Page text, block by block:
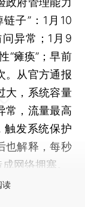
子”：1月10
异常；1月9
“瘫痪”；早前
。从官方通报
大，系统容量
常，流量最高
触发系统保护
也解释，每秒
网络拥塞。
读